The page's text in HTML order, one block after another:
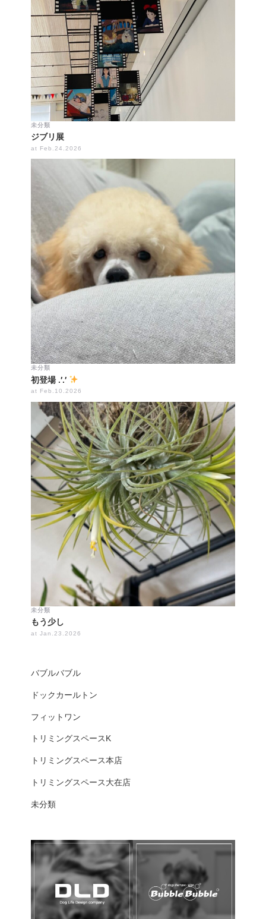
バブルバブル
ドックカールトン
フィットワン
トリミングスペースK
トリミングスペース本店
トリミングスペース大在店
未分類
未分類
ジブリ展
at Feb.24.2026
未分類
初登場 .′.′
at Feb.10.2026
未分類
もう少し
at Jan.23.2026